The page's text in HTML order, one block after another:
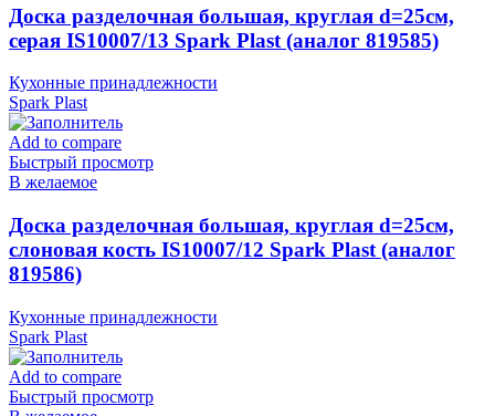
Доска разделочная большая, круглая d=25см,
серая IS10007/13 Spark Plast (аналог 819585)
Кухонные принадлежности
Spark Plast
Add to compare
Быстрый просмотр
В желаемое
Доска разделочная большая, круглая d=25см,
слоновая кость IS10007/12 Spark Plast (аналог
819586)
Кухонные принадлежности
Spark Plast
Add to compare
Быстрый просмотр